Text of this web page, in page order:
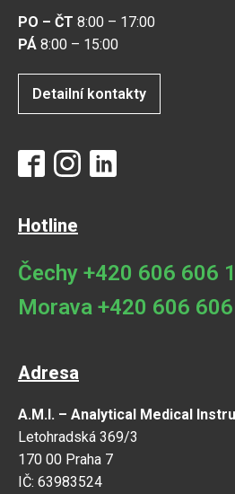
PO – ČT 8:00 – 17:00
PÁ 8:00 – 15:00
Detailní kontakty
Hotline
Čechy +420 606 606
Morava +420 606
Adresa
A.M.I. – Analytical Medical
Letohradská 369/3
170 00 Praha 7
IČ: 63983524